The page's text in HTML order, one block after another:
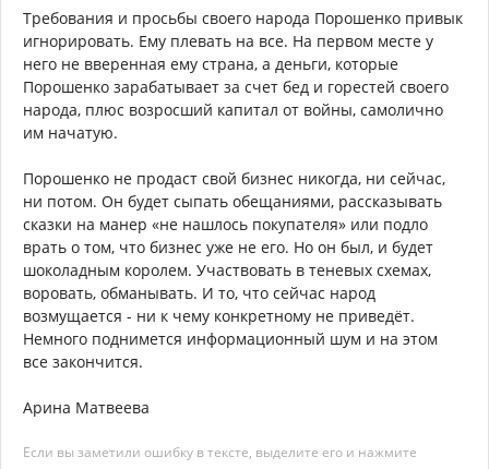
Требования и просьбы своего народа Порошенко привык
игнорировать. Ему плевать на все. На первом месте у
него не вверенная ему страна, а деньги, которые
Порошенко зарабатывает за счет бед и горестей своего
народа, плюс возросший капитал от войны, самолично
им начатую.
Порошенко не продаст свой бизнес никогда, ни сейчас,
ни потом. Он будет сыпать обещаниями, рассказывать
сказки на манер «не нашлось покупателя» или подло
врать о том, что бизнес уже не его. Но он был, и будет
шоколадным королем. Участвовать в теневых схемах,
воровать, обманывать. И то, что сейчас народ
возмущается - ни к чему конкретному не приведёт.
Немного поднимется информационный шум и на этом
все закончится.
Арина Матвеева
Если вы заметили ошибку в тексте, выделите его и нажмите